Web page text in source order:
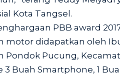
Kota Tangsel.
PBB award
motor didapatkan oleh
Pondok Pucung,
3 Buah Smartphone, 1